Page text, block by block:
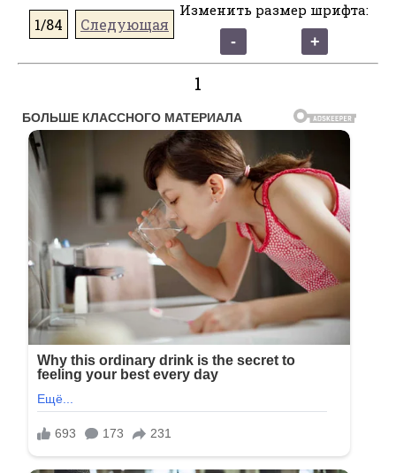
1/84 Следующая
Изменить размер шрифта:
1